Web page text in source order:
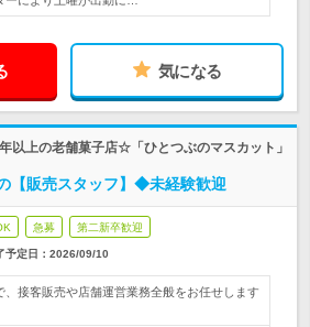
気になる
以上の老舗菓子店☆「ひとつぶのマスカット」
【販売スタッフ】◆未経験歓迎
急募 第二新卒歓迎
予定日： 2026/09/10
、接客販売や店舗運営業務全般をお任せします